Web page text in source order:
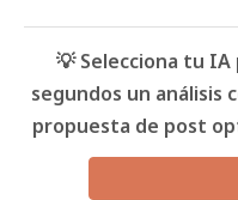
💡 Selecciona tu
segundos un análisis
propuesta de post